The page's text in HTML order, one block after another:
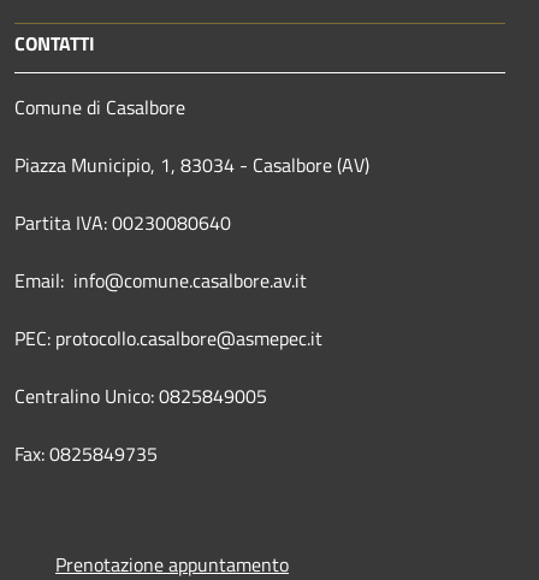
CONTATTI
Comune di Casalbore
Piazza Municipio, 1, 83034 - Casalbore (AV)
Partita IVA: 00230080640
Email: info@comune.casalbore.av.it
PEC: protocollo.casalbore@asmepec.it
Centralino Unico: 0825849005
Fax: 0825849735
Prenotazione appuntamento